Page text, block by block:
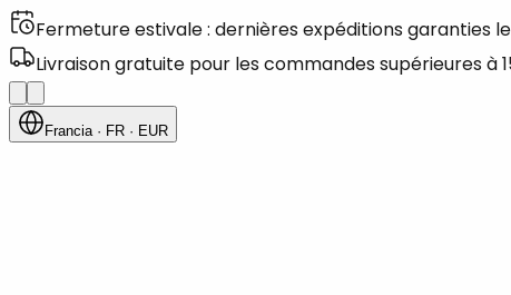
Fermeture estivale : dernières expéditions garanties
Livraison gratuite pour les commandes supérieures à
Francia· FR · EUR